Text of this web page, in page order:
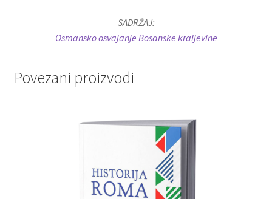
SADRŽAJ:
Osmansko osvajanje Bosanske kraljevine
Povezani proizvodi